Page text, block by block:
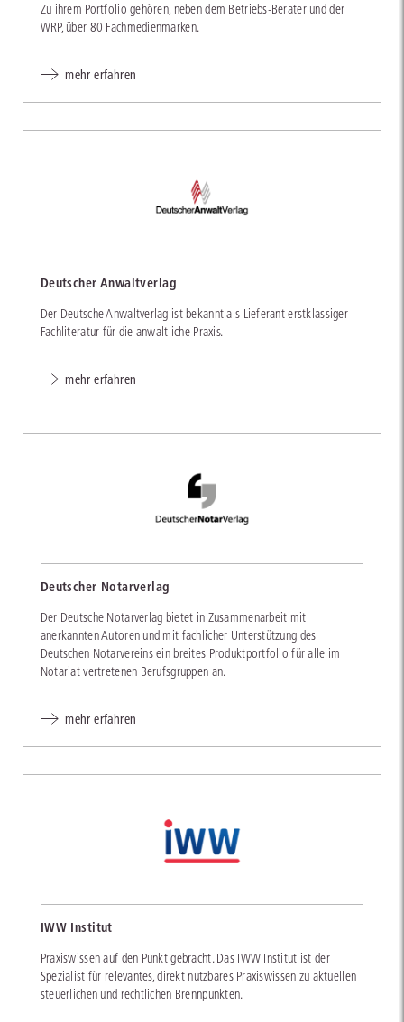
Zu ihrem Portfolio gehören, neben dem Betriebs-Berater und der
WRP, über 80 Fachmedienmarken.
mehr erfahren
Deutscher Anwaltverlag
Der Deutsche Anwaltverlag ist bekannt als Lieferant erstklassiger
Fachliteratur für die anwaltliche Praxis.
mehr erfahren
Deutscher Notarverlag
Der Deutsche Notarverlag bietet in Zusammenarbeit mit
anerkannten Autoren und mit fachlicher Unterstützung des
Deutschen Notarvereins ein breites Produktportfolio für alle im
Notariat vertretenen Berufsgruppen an.
mehr erfahren
IWW Institut
Praxiswissen auf den Punkt gebracht. Das IWW Institut ist der
Spezialist für relevantes, direkt nutzbares Praxiswissen zu aktuellen
steuerlichen und rechtlichen Brennpunkten.